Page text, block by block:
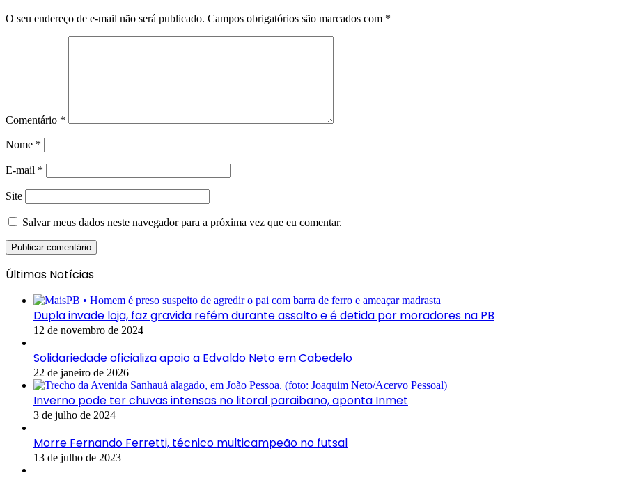
O seu endereço de e-mail não será publicado. Campos obrigatórios são marcados com *
Comentário *
Nome *
E-mail *
Site
Salvar meus dados neste navegador para a próxima vez que eu comentar.
Últimas Notícias
Dupla invade loja, faz gravida refém durante assalto e é detida por moradores na PB
12 de novembro de 2024
Solidariedade oficializa apoio a Edvaldo Neto em Cabedelo
22 de janeiro de 2026
Inverno pode ter chuvas intensas no litoral paraibano, aponta Inmet
3 de julho de 2024
Morre Fernando Ferretti, técnico multicampeão no futsal
13 de julho de 2023